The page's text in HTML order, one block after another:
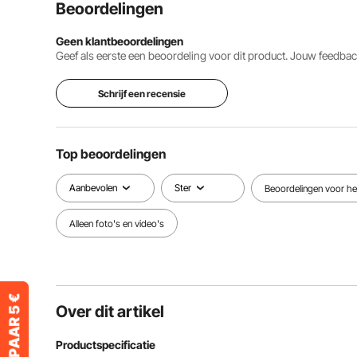
Beoordelingen
Geen klantbeoordelingen
Geef als eerste een beoordeling voor dit product. Jouw
Schrijf een recensie
Top beoordelingen
Aanbevolen Ster Beoordelingen voor
Alleen foto's en video's
Over dit artikel
Productspecificatie